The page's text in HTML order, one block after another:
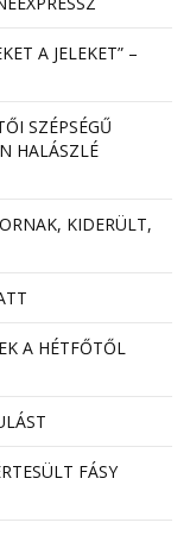
A JELEKET” –
SZÉPSÉGŰ
HALÁSZLÉ
KIDERÜLT,
A HÉTFŐTŐL
FÁSY